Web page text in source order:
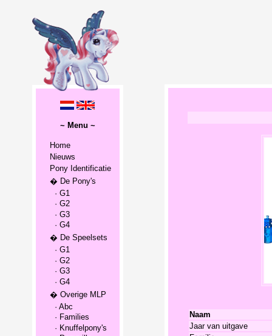
~ Menu ~
Home
Nieuws
Pony Identificatie
� De Pony's
· G1
· G2
· G3
· G4
� De Speelsets
· G1
· G2
· G3
· G4
� Overige MLP
· Abc
· Families
· Knuffelpony's
Naam
Jaar van uitgave